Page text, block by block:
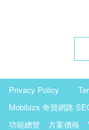
Privacy Policy ·
Mobibizs 奇寶網路
功能總覽
方案價格